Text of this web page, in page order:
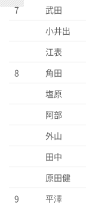
7
武田
小井出
江表
8
角田
塩原
阿部
外山
田中
原田健
9
平澤